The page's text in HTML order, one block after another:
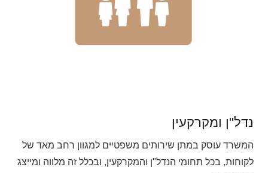
נדל"ן ומקרקעין
המשרד עוסק במתן שירותים משפטיים למגוון רחב מאד של
לקוחות, בכל תחומי הנדל"ן והמקרקעין, ובכלל זה מלווה ומייצג